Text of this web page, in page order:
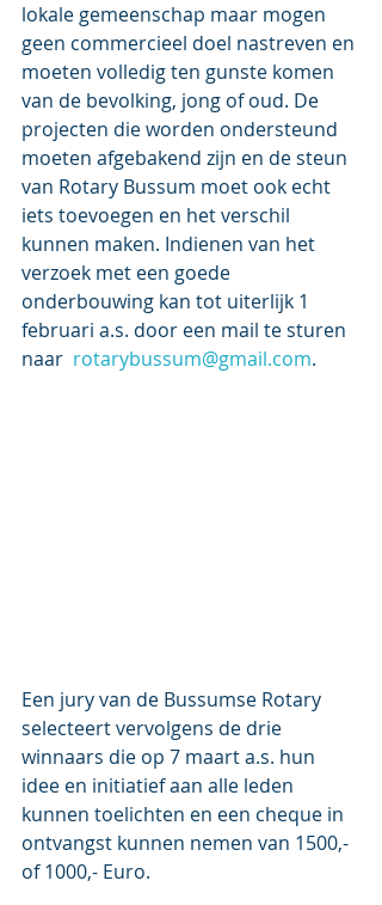
lokale gemeenschap maar mogen
geen commercieel doel nastreven en
moeten volledig ten gunste komen
van de bevolking, jong of oud. De
projecten die worden ondersteund
moeten afgebakend zijn en de steun
van Rotary Bussum moet ook echt
iets toevoegen en het verschil
kunnen maken. Indienen van het
verzoek met een goede
onderbouwing kan tot uiterlijk 1
februari a.s. door een mail te sturen
naar rotarybussum@gmail.com.
Een jury van de Bussumse Rotary
selecteert vervolgens de drie
winnaars die op 7 maart a.s. hun
idee en initiatief aan alle leden
kunnen toelichten en een cheque in
ontvangst kunnen nemen van 1500,-
of 1000,- Euro.